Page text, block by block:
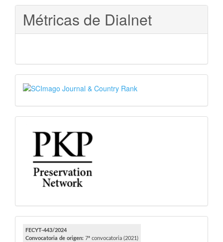
Métricas de Dialnet
SJR
PKP
FECYT